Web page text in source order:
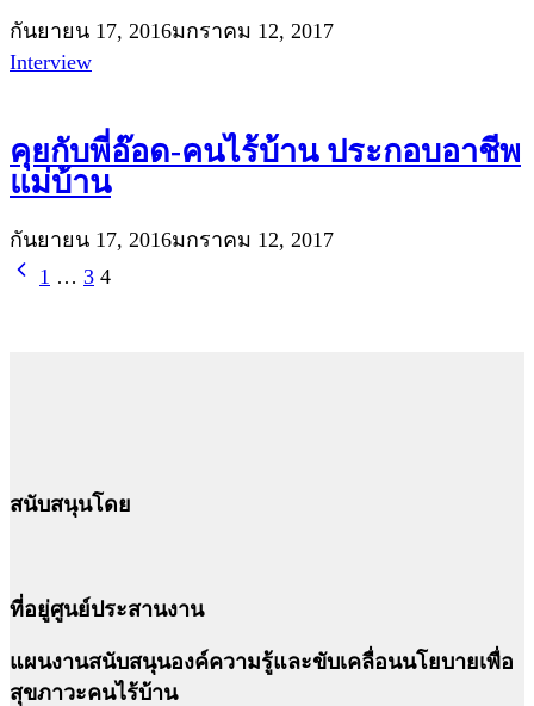
กันยายน 17, 2016มกราคม 12, 2017
Interview
คุยกับพี่อ๊อด-คนไร้บ้าน ประกอบอาชีพ
แม่บ้าน
กันยายน 17, 2016มกราคม 12, 2017
1 … 3 4
สนับสนุนโดย
ที่อยู่ศูนย์ประสานงาน
แผนงานสนับสนุนองค์ความรู้และขับเคลื่อนนโยบายเพื่อ
สุขภาวะคนไร้บ้าน